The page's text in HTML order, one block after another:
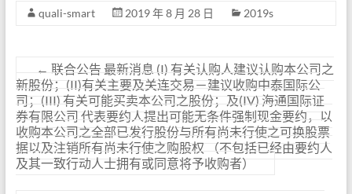
quali-smart 2019 年 8 月 28 日 2019s
← 联合公告 最新消息 (I) 有关认购人建议认购本公司之
新股份；(II)有关主要及关连交易－建议收购中泰国际公
司；(III) 有关可能买卖本公司之股份；及(IV) 海通国际证
券有限公司 代表要约人提出可能无条件强制现金要约，以
收购本公司之全部已发行股份与所有尚未行使之可换股票
据以及注销所有尚未行使之购股权 （不包括已经由要约人
及其一致行动人士拥有或同意将予收购者）